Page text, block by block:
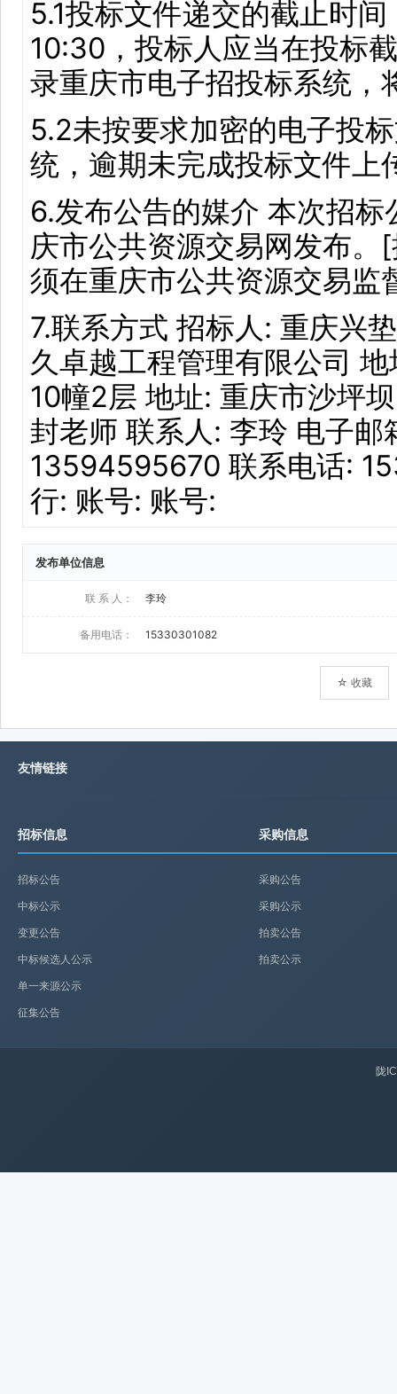
发布单位信息
联 系 人： 李玲
备用电话： 15330301082
☆ 收藏
友情链接
招标信息
招标公告
中标公示
变更公告
中标候选人公示
单一来源公示
征集公告
采购信息
采购公告
采购公示
拍卖公告
拍卖公示
陇